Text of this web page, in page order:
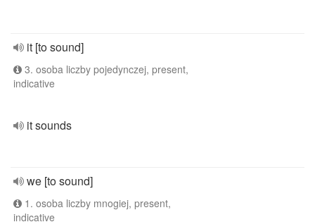
it [to sound]
3. osoba liczby pojedynczej, present,
indicative
it sounds
we [to sound]
1. osoba liczby mnogiej, present,
indicative